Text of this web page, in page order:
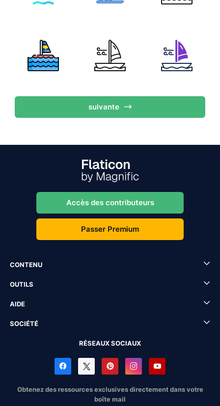
suivante
Accès des contributeurs
Passer Premium
CONTENU
OUTILS
AIDE
SOCIÉTÉ
RÉSEAUX SOCIAUX
Obtenez des ressources exclusives directement dans votre
boîte mail